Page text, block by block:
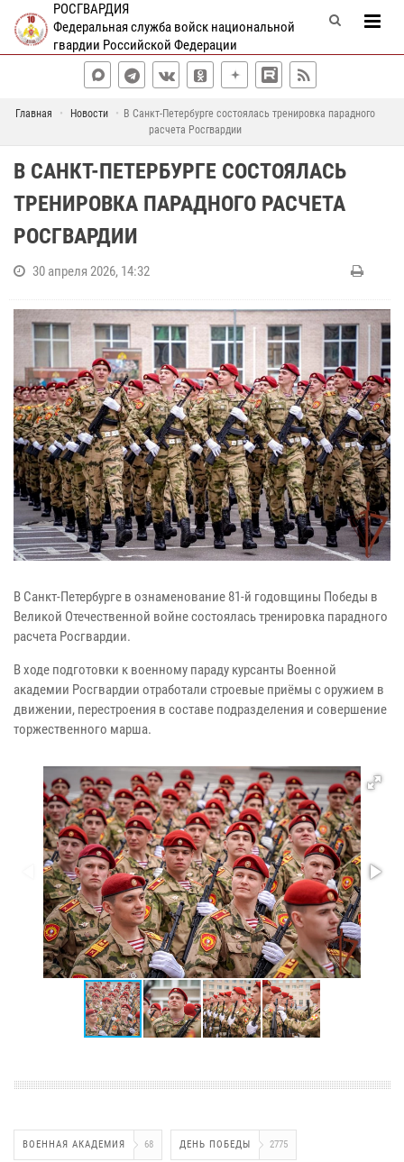
РОСГВАРДИЯ
Федеральная служба войск национальной
гвардии Российской Федерации
Главная Новости
В Санкт-Петербурге состоялась тренировка парадного
расчета Росгвардии
В САНКТ-ПЕТЕРБУРГЕ СОСТОЯЛАСЬ
ТРЕНИРОВКА ПАРАДНОГО РАСЧЕТА
РОСГВАРДИИ
30 апреля 2026, 14:32
В Санкт-Петербурге в ознаменование 81-й годовщины Победы в
Великой Отечественной войне состоялась тренировка парадного
расчета Росгвардии.
В ходе подготовки к военному параду курсанты Военной
академии Росгвардии отработали строевые приёмы с оружием в
движении, перестроения в составе подразделения и совершение
торжественного марша.
ВОЕННАЯ АКАДЕМИЯ 68 ДЕНЬ ПОБЕДЫ 2775